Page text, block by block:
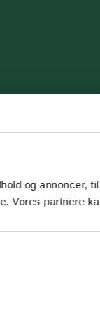
og annoncer,
Vores partnere